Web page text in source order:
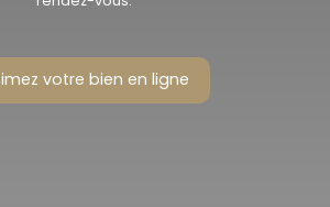
votre bien en ligne